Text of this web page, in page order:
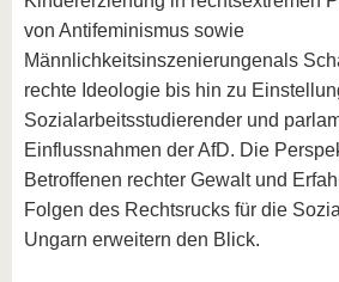
von Antifeminismus sowie
Männlichkeitsinszenierungenals
rechte Ideologie bis hin zu
Sozialarbeitsstudierender und
Einflussnahmen der AfD. Die
Betroffenen rechter Gewalt und
Folgen des Rechtsrucks für die
Ungarn erweitern den Blick.